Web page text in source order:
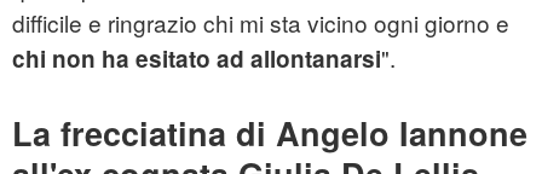
difficile e ringrazio chi mi sta vicino ogni giorno e
chi non ha esitato ad allontanarsi".
La frecciatina di Angelo Iannone